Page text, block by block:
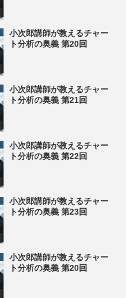
小次郎講師が教えるチャー
ト分析の奥義 第20回
小次郎講師が教えるチャー
ト分析の奥義 第21回
小次郎講師が教えるチャー
ト分析の奥義 第22回
小次郎講師が教えるチャー
ト分析の奥義 第23回
小次郎講師が教えるチャー
ト分析の奥義 第20回